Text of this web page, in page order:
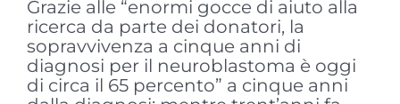
Grazie alle “enormi gocce di aiuto alla
ricerca da parte dei donatori, la
sopravvivenza a cinque anni di
diagnosi per il neuroblastoma è oggi
di circa il 65 percento” a cinque anni